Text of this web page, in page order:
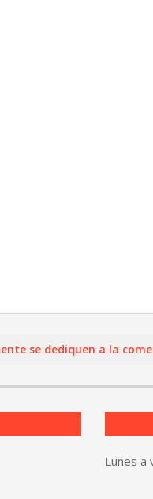
dediquen a la
Lunes a